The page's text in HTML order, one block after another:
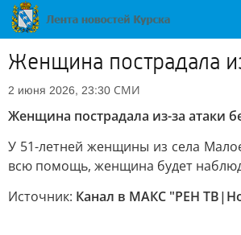
Женщина пострадала
2 июня 2026, 23:30 СМИ
Женщина пострадала из-за атаки
У 51-летней женщины из села
всю помощь, женщина будет
Источник: Канал в МАКС "РЕН